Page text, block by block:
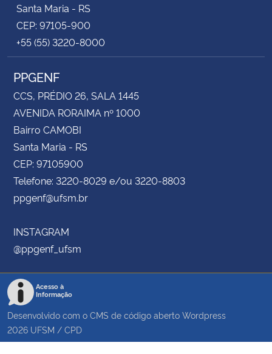
Santa Maria - RS
CEP: 97105-900
+55 (55) 3220-8000
PPGENF
CCS, PRÉDIO 26, SALA 1445
AVENIDA RORAIMA nº 1000
Bairro CAMOBI
Santa Maria - RS
CEP: 97105900
Telefone: 3220-8029 e/ou 3220-8803
ppgenf@ufsm.br
INSTAGRAM
@ppgenf_ufsm
Acesso à
Informação
Desenvolvido com o CMS de código aberto Wordpress
2026 UFSM / CPD